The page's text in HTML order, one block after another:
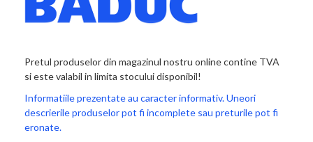
Pretul produselor din magazinul nostru online contine TVA
si este valabil in limita stocului disponibil!
Informatiile prezentate au caracter informativ. Uneori
descrierile produselor pot fi incomplete sau preturile pot fi
eronate.